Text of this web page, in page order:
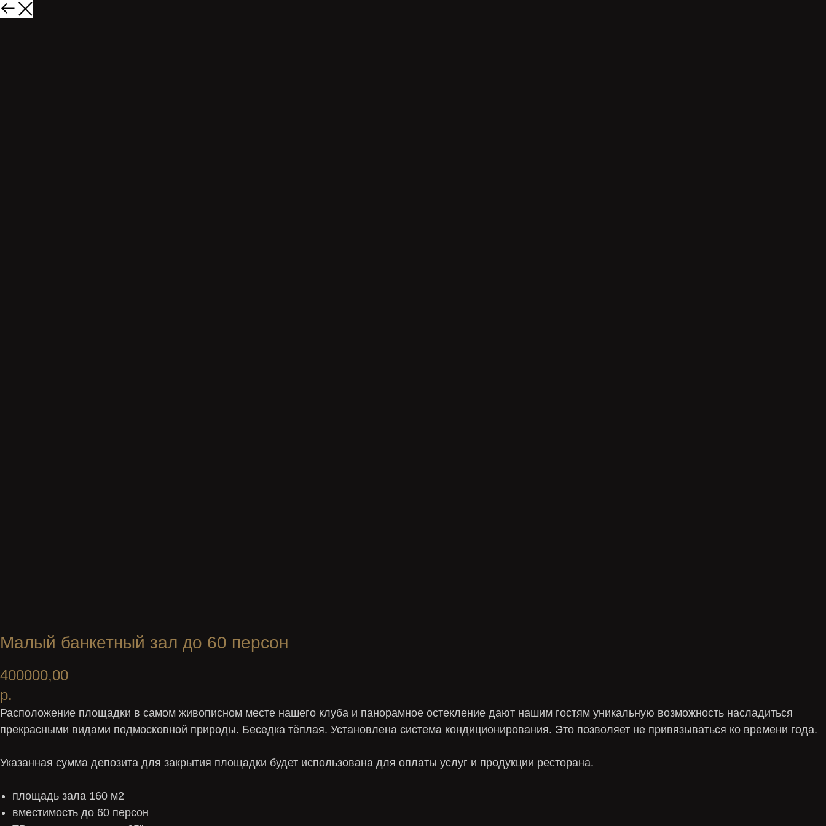
Малый банкетный зал до 60 персон
400000,00
р.
Расположение площадки в самом живописном месте нашего клуба и панорамное остекление дают нашим гостям уникальную возможность насладиться
прекрасными видами подмосковной природы. Беседка тёплая. Установлена система кондиционирования. Это позволяет не привязываться ко времени года.
Указанная сумма депозита для закрытия площадки будет использована для оплаты услуг и продукции ресторана.
площадь зала 160 м2
вместимость до 60 персон